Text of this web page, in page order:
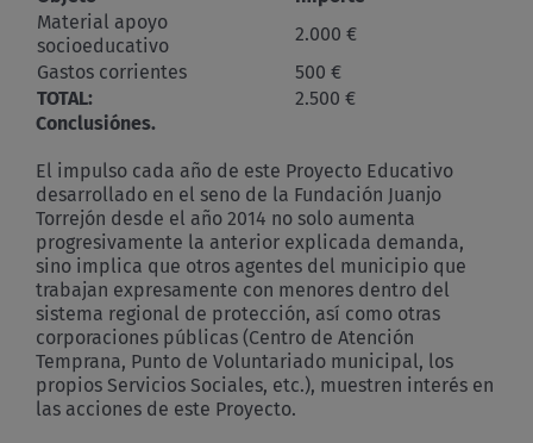
Material apoyo
socioeducativo
2.000 €
Gastos corrientes
500 €
TOTAL:
2.500 €
Conclusiónes.
El impulso cada año de este Proyecto Educativo
desarrollado en el seno de la Fundación Juanjo
Torrejón desde el año 2014 no solo aumenta
progresivamente la anterior explicada demanda,
sino implica que otros agentes del municipio que
trabajan expresamente con menores dentro del
sistema regional de protección, así como otras
corporaciones públicas (Centro de Atención
Temprana, Punto de Voluntariado municipal, los
propios Servicios Sociales, etc.), muestren interés en
las acciones de este Proyecto.